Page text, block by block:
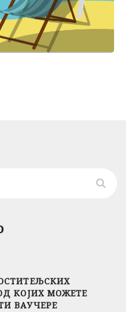
КОЈИХ МОЖЕТЕ
ВАУЧЕРЕ